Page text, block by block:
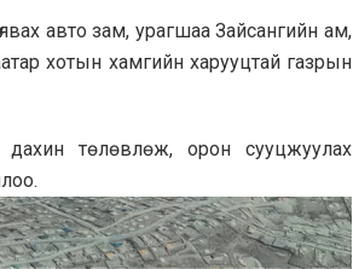
авто зам, урагшаа Зайсангийн ам,
хотын хамгийн харууцтай газрын
дахин төлөвлөж, орон сууцжуулах